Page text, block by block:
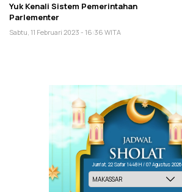
Yuk Kenali Sistem Pemerintahan
Parlementer
Sabtu, 11 Februari 2023 - 16:36 WITA
Jum'at, 22 Safar 1448 H / 07 Agustus 2026